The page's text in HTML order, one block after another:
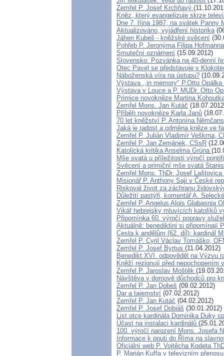
Zemřel P. Josef Krchňavý
Kněz, který evangelizuje skrze
Dne 7. října 1987, na svátek Panny
Aktualizováno, vyjádření historika
Jáhen Kubeš - kněžské svěcení
Pohřeb P. Jeronýma Filipa Hofmanna
Smuteční oznámení (15.09.2012)
Slovensko: Pozvánka na 40-denní
Otec Pavel se představuje v
Náboženská víra na ústupu?
Výstava ,,in memory" P.Otto
Výstava v Louce a P. MUDr. Otto
Primice novokněze Martina
Zemřel Mons. Jan Kutáč
Příběh novokněze Karla Janů
70 let kněžství P. Antonína
Jaká je radost a odměna kněze ve
Zemřel P. Julián Vladimír Veškrna,
Zemřel P. Jan Zemánek, CSsR
Katolická kritika Anselma Grüna
Mše svatá u příležitosti výročí
Svěcení a primiční mše svatá
Zemřel Mons. ThDr. Josef Laštovica
Misionář P. Anthony Saji v České
Riskoval život za záchranu
Důležití pastýři, komentář A.
Zemřel P. Angelus Alois Glabasnia
Vikář hebrejsky mluvících katolíků
Připomínka 60. výročí popravy
Aktuálně: benediktini si připomínají
Cesta k andělům (62. díl): kardinál
Zemřel P. Cyril Václav Tomáško,
Zemřel P. Josef Byrtus (11.04.2012)
Benedikt XVI. odpověděl na Výzvu
Kněží rezignují před nepochopením
Zemřel P. Jaroslav Moštěk
Návštěva v domově důchodců pro
Zemřel P. Jan Dobeš (09.02.2012)
Dar a tajemství (07.02.2012)
Zemřel P. Jan Kutáč (04.02.2012)
Zemřel P. Josef Dobiáš (30.01.2012)
List otce kardinála Dominika Duky
Účast na instalaci kardinálů
100. výročí narození Mons. Josefa
Informace k pouti do Říma na
Oficiální web P. Vojtěcha Kodeta
P. Marián Kuffa v televizním